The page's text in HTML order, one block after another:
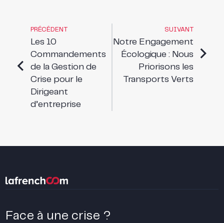
PRÉCÉDENT
Les 10
Commandements
de la Gestion de
Crise pour le
Dirigeant
d’entreprise
SUIVANT
Notre Engagement
Écologique : Nous
Priorisons les
Transports Verts
Face à une crise ?